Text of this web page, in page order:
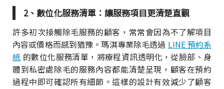
2、數位化服務清單：讓服務項目更清楚直觀
許多初次接觸除毛服務的顧客，常常會因為不了解項目
內容或價格而感到猶豫。瑪淇專業除毛透過 LINE 預約系
統 的數位化服務清單，將療程資訊透明化，從臉部、身
體到私密處除毛的服務內容都能清楚呈現，顧客在預約
過程中即可確認所有細節。這樣的設計有效減少了顧客